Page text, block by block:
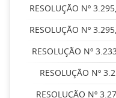
RESOLUÇÃO Nº
RESOLUÇÃO Nº
RESOLUÇÃO Nº
RESOLUÇÃO Nº
RESOLUÇÃO Nº